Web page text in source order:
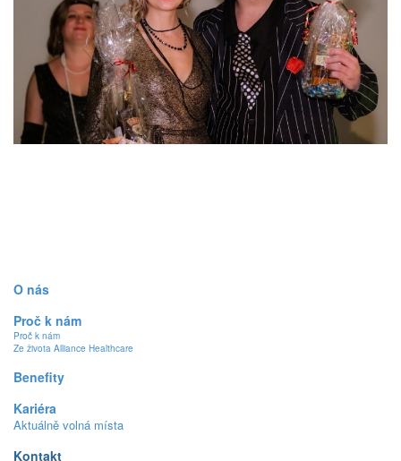
O nás
Proč k nám
Proč k nám
Ze života Alliance Healthcare
Benefity
Kariéra
Aktuálně volná místa
Kontakt